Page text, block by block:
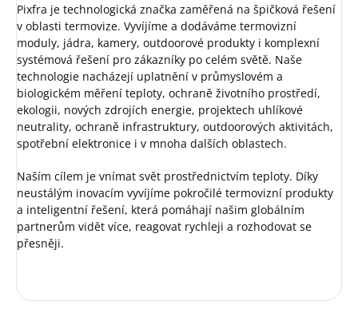
Pixfra je technologická značka zaměřená na špičková řešení
v oblasti termovize. Vyvíjíme a dodáváme termovizní
moduly, jádra, kamery, outdoorové produkty i komplexní
systémová řešení pro zákazníky po celém světě. Naše
technologie nacházejí uplatnění v průmyslovém a
biologickém měření teploty, ochraně životního prostředí,
ekologii, nových zdrojích energie, projektech uhlíkové
neutrality, ochraně infrastruktury, outdoorových aktivitách,
spotřební elektronice i v mnoha dalších oblastech.
Naším cílem je vnímat svět prostřednictvím teploty. Díky
neustálým inovacím vyvíjíme pokročilé termovizní produkty
a inteligentní řešení, která pomáhají našim globálním
partnerům vidět více, reagovat rychleji a rozhodovat se
přesněji.